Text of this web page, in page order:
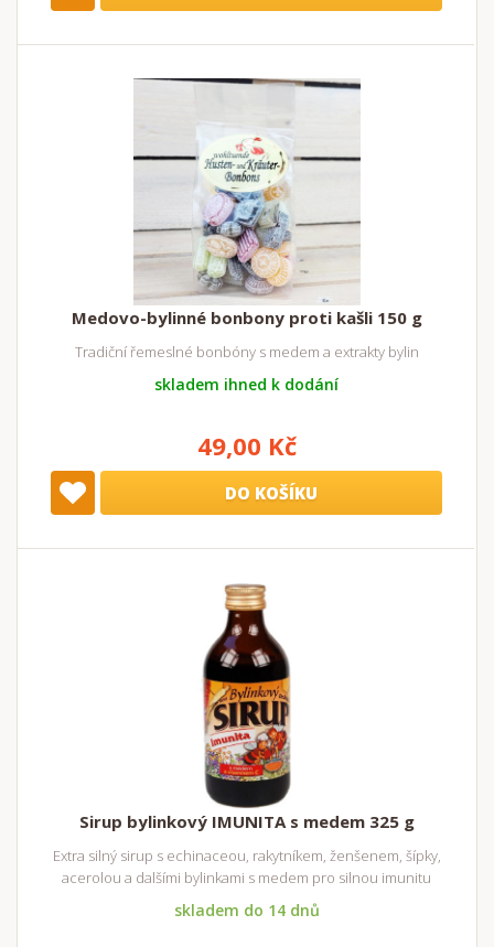
Medovo-bylinné bonbony proti kašli 150 g
Tradiční řemeslné bonbóny s medem a extrakty bylin
skladem ihned k dodání
49,00 Kč
DO KOŠÍKU
Sirup bylinkový IMUNITA s medem 325 g
Extra silný sirup s echinaceou, rakytníkem, ženšenem, šípky,
acerolou a dalšími bylinkami s medem pro silnou imunitu
skladem do 14 dnů